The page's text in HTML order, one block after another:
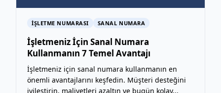
IŞLETME NUMARASI SANAL NUMARA
İşletmeniz İçin Sanal Numara
Kullanmanın 7 Temel Avantajı
İşletmeniz için sanal numara kullanmanın en
önemli avantajlarını keşfedin. Müşteri desteğini
iyileştirin, maliyetleri azaltın ve bugün kolay...